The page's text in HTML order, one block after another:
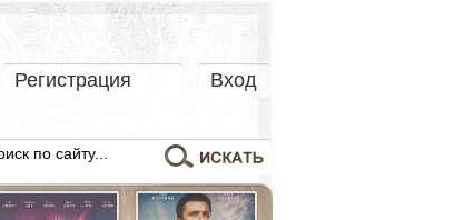
Регистрация Вход